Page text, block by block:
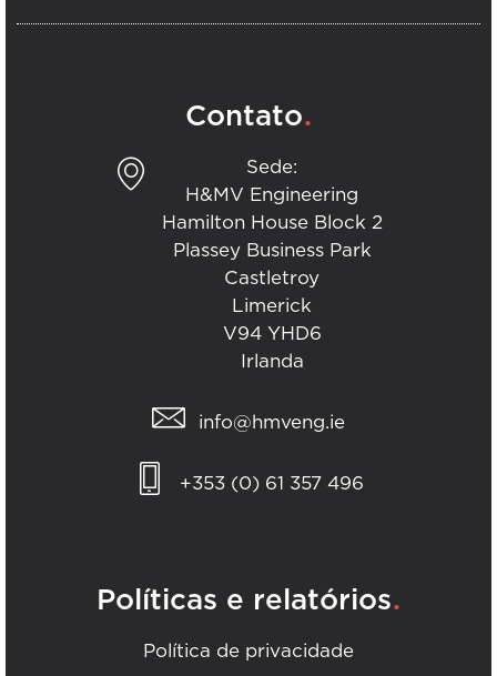
Contato.
Sede:
H&MV Engineering
Hamilton House Block 2
Plassey Business Park
Castletroy
Limerick
V94 YHD6
Irlanda
info@hmveng.ie
+353 (0) 61 357 496
Políticas e relatórios.
Política de privacidade